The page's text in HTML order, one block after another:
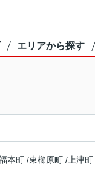
エリアから探す
本町 /東櫛原町 / 上津町